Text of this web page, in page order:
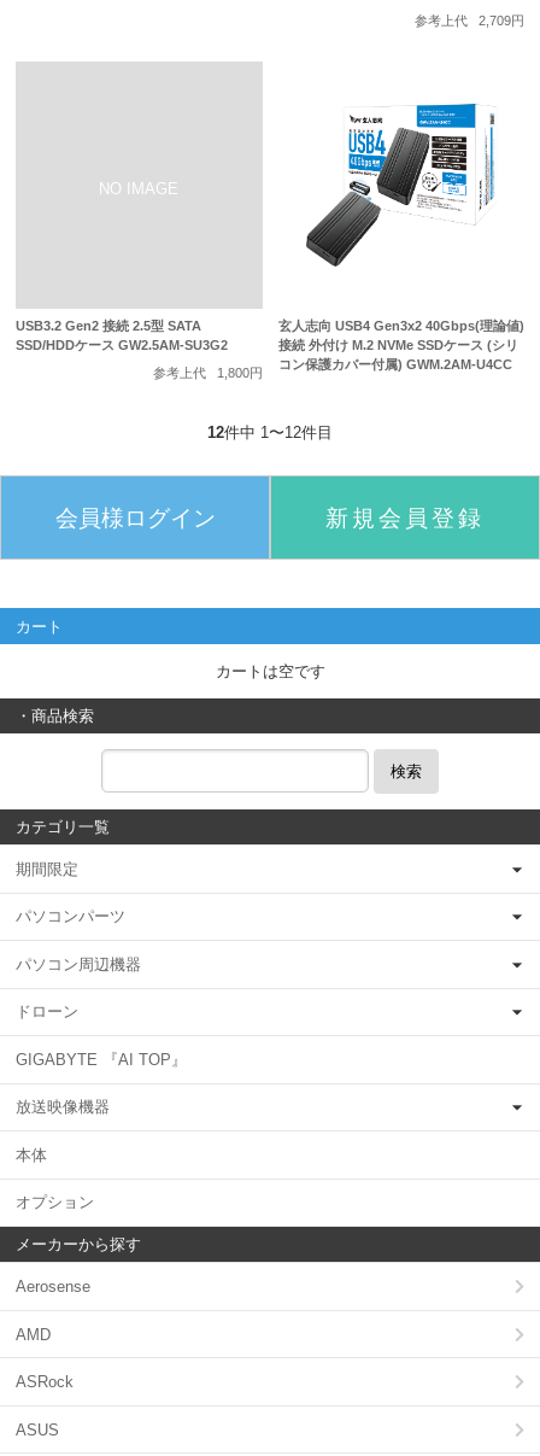
参考上代
2,709円
USB3.2 Gen2 接続 2.5型 SATA
SSD/HDDケース GW2.5AM-SU3G2
参考上代
1,800円
玄人志向 USB4 Gen3x2 40Gbps(理論値)
接続 外付け M.2 NVMe SSDケース (シリ
コン保護カバー付属) GWM.2AM-U4CC
12件中 1〜12件目
会員様ログイン 新規会員登録
カート
カートは空です
・商品検索
検索
カテゴリ一覧
期間限定
パソコンパーツ
パソコン周辺機器
ドローン
GIGABYTE 『AI TOP』
放送映像機器
本体
オプション
メーカーから探す
Aerosense
AMD
ASRock
ASUS